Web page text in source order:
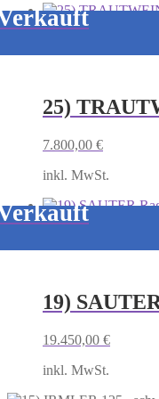
25)
7.800,00 €
inkl. MwSt.
19)
19.450,00 €
inkl. MwSt.